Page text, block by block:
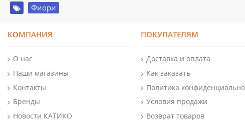
Фиори
КОМПАНИЯ
О нас
Наши магазины
Контакты
Бренды
Новости КАТИКО
ПОКУПАТЕЛЯМ
Доставка и оплата
Как заказать
Политика
Условия продажи
Возврат товаров